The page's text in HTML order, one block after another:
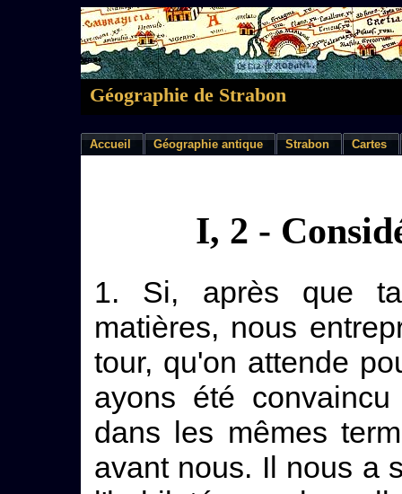
Géographie de Strabon
Accueil Géographie antique Strabon Cartes
I, 2 -
1. Si, après que
matières, nous
tour, qu'on attende
ayons été
dans les mêmes
avant nous. Il nous a